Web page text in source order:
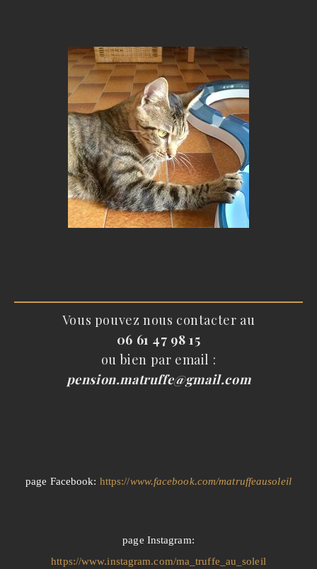
Vous pouvez nous contacter au
06 61 47 98 15
ou bien par email :
pension.matruffe@gmail.com
page Facebook: https://www.facebook.com/matruffeausoleil
page Instagram:
https://www.instagram.com/ma_truffe_au_soleil